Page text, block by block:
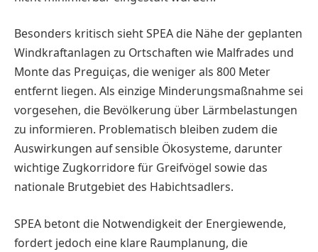
Besonders kritisch sieht SPEA die Nähe der geplanten
Windkraftanlagen zu Ortschaften wie Malfrades und
Monte das Preguiças, die weniger als 800 Meter
entfernt liegen. Als einzige Minderungsmaßnahme sei
vorgesehen, die Bevölkerung über Lärmbelastungen
zu informieren. Problematisch bleiben zudem die
Auswirkungen auf sensible Ökosysteme, darunter
wichtige Zugkorri­dore für Greifvögel sowie das
nationale Brutgebiet des Habichtsadlers.
SPEA betont die Notwendigkeit der Energiewende,
fordert jedoch eine klare Raumplanung, die